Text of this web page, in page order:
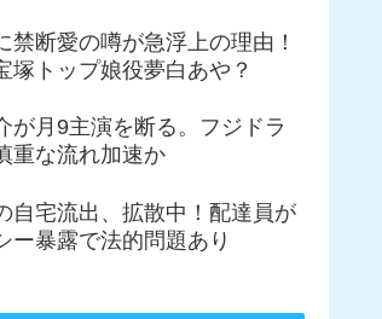
禁断愛の噂が急浮上の理由！
塚トップ娘役夢白あや？
が月9主演を断る。フジドラ
重な流れ加速か
自宅流出、拡散中！配達員が
ー暴露で法的問題あり